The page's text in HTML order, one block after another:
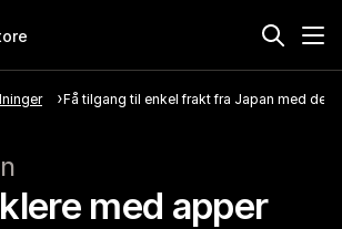
Få tilgang til enkel frakt fra Japan med de
med apper